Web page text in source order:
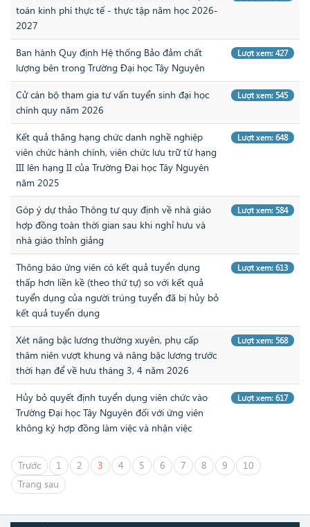
toán kinh phí thực tế - thực tập năm học 2026-
2027
Ban hành Quy định Hệ thống Bảo đảm chất
lượng bên trong Trường Đại học Tây Nguyên
Lượt xem: 427
Cử cán bộ tham gia tư vấn tuyển sinh đại học
chính quy năm 2026
Lượt xem: 545
Kết quả thăng hạng chức danh nghề nghiệp
viên chức hành chính, viên chức lưu trữ từ hạng
III lên hạng II của Trường Đại học Tây Nguyên
năm 2025
Lượt xem: 648
Góp ý dự thảo Thông tư quy định về nhà giáo
hợp đồng toàn thời gian sau khi nghỉ hưu và
nhà giáo thỉnh giảng
Lượt xem: 584
Thông báo ứng viên có kết quả tuyển dụng
thấp hơn liền kề (theo thứ tự) so với kết quả
tuyển dụng của người trúng tuyển đã bị hủy bỏ
kết quả tuyển dụng
Lượt xem: 613
Xét nâng bậc lương thường xuyên, phụ cấp
thâm niên vượt khung và nâng bậc lương trước
thời hạn để về hưu tháng 3, 4 năm 2026
Lượt xem: 568
Hủy bỏ quyết định tuyển dụng viên chức vào
Trường Đại học Tây Nguyên đối với ứng viên
không ký hợp đồng làm việc và nhận việc
Lượt xem: 617
Trước 1 2 3 4 5 6 7 8 9
10
Trang sau